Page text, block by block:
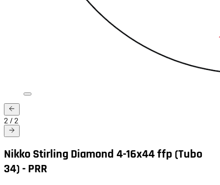
2 / 2
Nikko Stirling Diamond 4-16x44 ffp (Tubo
34) - PRR